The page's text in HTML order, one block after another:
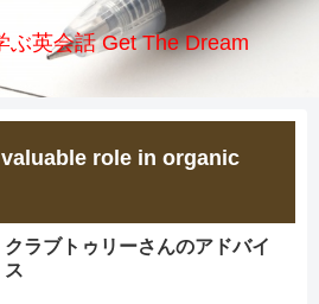
ぶ英会話 Get The Dream
role in organic
クラブトゥリーさんのアドバイ
ス